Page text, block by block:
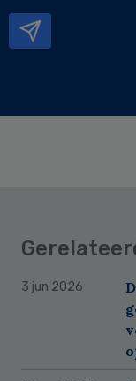
3 jun 2026